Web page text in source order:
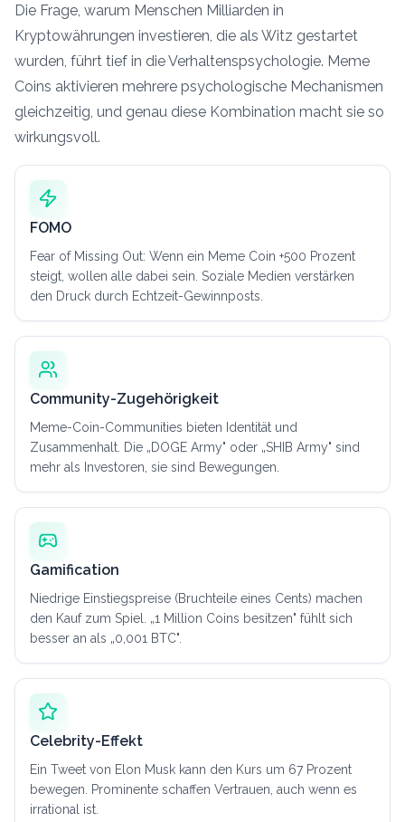
Die Frage, warum Menschen Milliarden in
Kryptowährungen investieren, die als Witz gestartet
wurden, führt tief in die Verhaltenspsychologie. Meme
Coins aktivieren mehrere psychologische Mechanismen
gleichzeitig, und genau diese Kombination macht sie so
wirkungsvoll.
FOMO
Fear of Missing Out: Wenn ein Meme Coin +500 Prozent
steigt, wollen alle dabei sein. Soziale Medien verstärken
den Druck durch Echtzeit-Gewinnposts.
Community-Zugehörigkeit
Meme-Coin-Communities bieten Identität und
Zusammenhalt. Die „DOGE Army" oder „SHIB Army" sind
mehr als Investoren, sie sind Bewegungen.
Gamification
Niedrige Einstiegspreise (Bruchteile eines Cents) machen
den Kauf zum Spiel. „1 Million Coins besitzen" fühlt sich
besser an als „0,001 BTC".
Celebrity-Effekt
Ein Tweet von Elon Musk kann den Kurs um 67 Prozent
bewegen. Prominente schaffen Vertrauen, auch wenn es
irrational ist.